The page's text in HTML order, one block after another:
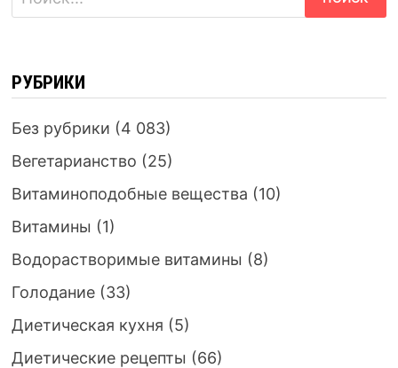
РУБРИКИ
Без рубрики (4 083)
Вегетарианство (25)
Витаминоподобные вещества (10)
Витамины (1)
Водорастворимые витамины (8)
Голодание(33)
Диетическая кухня (5)
Диетические рецепты (66)